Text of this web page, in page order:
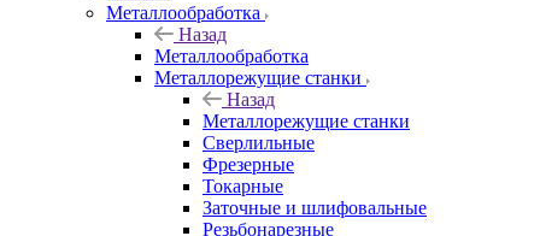
Металлообработка
Назад
Металлообработка
Металлорежущие станки
Назад
Металлорежущие станки
Сверлильные
Фрезерные
Токарные
Заточные и шлифовальные
Резьбонарезные